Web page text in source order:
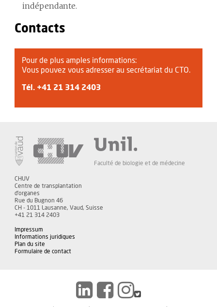
indépendante.
Contacts
Pour de plus amples informations:
Vous pouvez vous adresser au secrétariat du CTO.
Tél. +41 21 314 2403
Faculté de biologie et de médecine
CHUV
Centre de transplantation
d'organes
Rue du Bugnon 46
CH - 1011 Lausanne, Vaud, Suisse
+41 21 314 2403
Impressum
Informations juridiques
Plan du site
Formulaire de contact